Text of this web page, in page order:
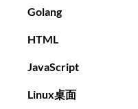
Golang
HTML
JavaScript
Linux桌面